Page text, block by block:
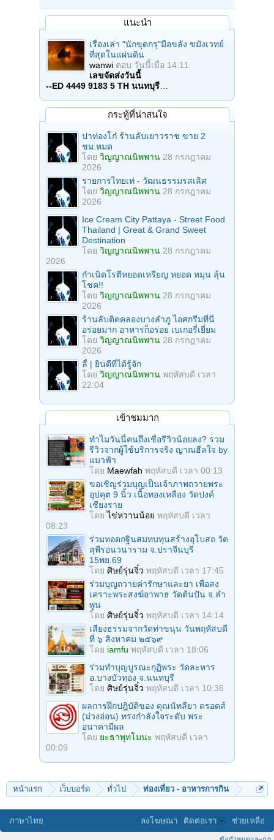
แนะนำ
เรื่องเล่า "นักขุดกรุ"มือขลัง ขมังเวทย์
ที่สุดในแผ่นดิน
wanwi ตอบ วันนี้เมื่อ 14:11
เลขจัดส่งวันนี้
--ED 4449 9183 5 TH นนทบุรี…
กระทู้ที่น่าสนใจ
ปาท่องโก๋ ร้านลับเยาวราช ขาย 2
ชม.หมด
โดย วิญญาณนิพพาน 28 กรกฎาคม
2026
รายการไทยเท่ - วัฒนธรรมรสเลิศ
โดย วิญญาณนิพพาน 28 กรกฎาคม
2026
Ice Cream City Pattaya - Street Food
Thailand | Great & Grand Sweet
Destination
โดย วิญญาณนิพพาน 28 กรกฎาคม
2026
กำเนิดโรตีหยอดเหรียญ หยอด หมุน ลุ้น
โชค!!
โดย วิญญาณนิพพาน 28 กรกฎาคม
2026
ร้านลับติดคลองบางลำภู ไอศกรีมที่นี่
อร่อยมาก อาหารก็อร่อย เบเกอรี่เยี่ยม
โดย วิญญาณนิพพาน 28 กรกฎาคม
2026
ลี้ | ยินดีที่ได้รู้จัก
โดย วิญญาณนิพพาน พฤหัสบดี เวลา
22:04
เข้าชมมาก
ทำไมวันนี้คนถึงเชื่อรีวิวน้อยลง? รวม
รีวิวจากผู้ใช้บริการจริง ญาณฮีลใจ by
แมวฟ้า
โดย Maewfah พฤหัสบดี เวลา 00:13
ขอเชิญร่วมบุญเป็นเจ้าภาพถวายพระ
อุปคุต 9 นิ้ว เนื้อทองเหลือง วัดปงค์
เชียงราย
โดยไข่หวานน้อย พฤหัสบดี เวลา
08:23
ร่วมทอดกฐินสมทบทุนสร้างอุโบสถ วัด
สุพีรอนวนาราม จ.ปราจีนบุรี
15พย.69
โดย ศิษย์รุ่นจิ๋ว พฤหัสบดี เวลา 17:45
ร่วมบุญถวายค่ารักษาและยา เพื่อสง
เคราะพระสงฆ์อาพาธ วัดต้นปัน จ.ลํา
พูน
โดย ศิษย์รุ่นจิ๋ว พฤหัสบดี เวลา 14:14
เสียงธรรมจากวัดท่าขนุน วันพฤหัสบดี
ที่ ๖ สิงหาคม ๒๕๖๙
โดย iamfu พฤหัสบดี เวลา 18:06
ร่วมทําบุญบูรณะกุฏิพระ วัดละหาร
อ.บางบัวทอง จ.นนทบุรี
โดย ศิษย์รุ่นจิ๋ว พฤหัสบดี เวลา 10:36
ผลการฝึกปฎิบัติของ คุณนัทลียา ดรอดส์
(ม่วงอ่อน) ทรงกำลังใจระดับ พระ
อนาคามีผล
โดย ยะธาพุทโมนะ พฤหัสบดี เวลา
00:09
หน้าแรก เว็บบอร์ด ทั่วไป ท่องเที่ยว - อาหารการกิน
ภาษาไทย ลงโฆษณา ติดต่อเรา ช่วยเหลือ